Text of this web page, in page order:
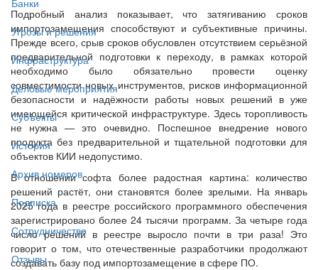
Банки
Угрозы и решения
Инфраструктура
Деловые мероприятия
Субъекты
История
Архив номеров
Подписка
Сотрудничество
Отзывы
Подробный анализ показывает, что затягиванию сроков
импортозамещения способствуют и субъективные причины.
Прежде всего, срыв сроков обусловлен отсутствием серьёзной
предварительной подготовки к переходу, в рамках которой
необходимо было обязательно провести оценку
совместимости новых инструментов, рисков информационной
безопасности и надёжности работы новых решений в уже
имеющейся критической инфраструктуре. Здесь торопливость
не нужна — это очевидно. Поспешное внедрение нового
продукта без предварительной и тщательной подготовки для
объектов КИИ недопустимо.
В отношении софта более радостная картина: количество
решений растёт, они становятся более зрелыми. На январь
2025 года в реестре российского программного обеспечения
зарегистрировано более 24 тысячи программ. За четыре года
число решений в реестре выросло почти в три раза! Это
говорит о том, что отечественные разработчики продолжают
создавать базу под импортозамещение в сфере ПО.